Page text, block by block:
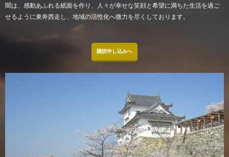
聞は、感動あふれる紙面を作り、人々が幸せな笑顔と希望に満ちた生活を過ご
せるように東奔西走し、地域の活性化へ微力を尽くしております。
購読申し込みへ